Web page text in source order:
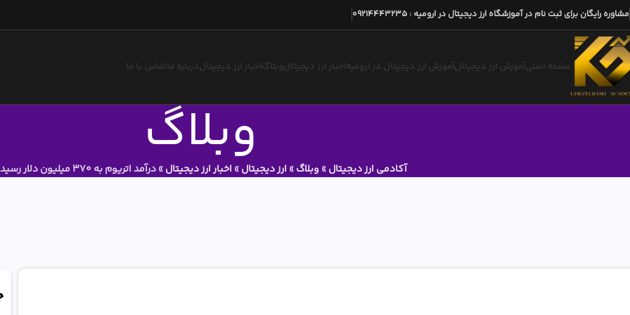
مشاوره رایگان برای ثبت نام در آموزشگاه ارز دیجیتال در ارومیه :
09214443235
صفحه اصلیآموزش ارز دیجیتالآموزش ارز دیجیتال در ارومیه اخبار ارز دیجیتالوبلاگ اخبار ارز دیجیتالدرباره ماتماس با ما
وبلاگ آکادمی ارز دیجیتال» وبلاگ» ارز دیجیتال» اخبار ارز دیجیتال»درآمد اتریوم به 370 میلیون دلار رسید.!